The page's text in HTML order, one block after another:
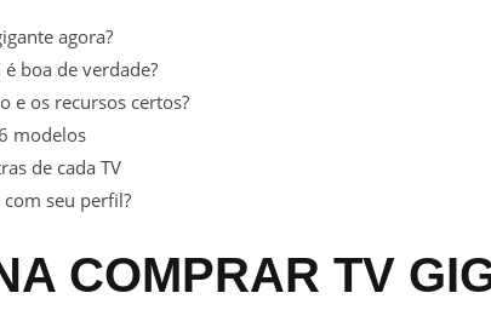
agora?
boa de verdade?
e os recursos certos?
modelos
de cada TV
seu perfil?
COMPRAR TV